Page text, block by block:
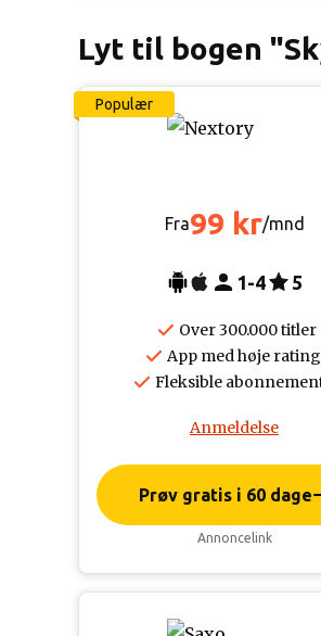
Lyt til bogen
Populær
Fra99 kr/mnd
1-4 5
Over 300.000 titler
App med høje
Fleksible
Anmeldelse
Prøv gratis i 60 dage
Annoncelink